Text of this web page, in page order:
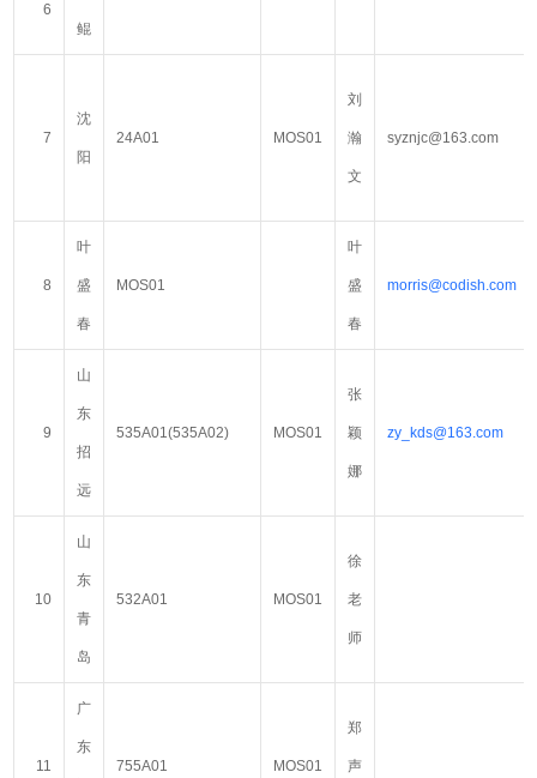
6
鲲
7
沈
阳
24A01 MOS01
刘
瀚
文
syznjc@163.com
8
叶
盛
春
MOS01
叶
盛
春
morris@codish.com
9
山
东
招
远
535A01(535A02) MOS01
张
颖
娜
zy_kds@163.com
10
山
东
青
岛
532A01 MOS01
徐
老
师
11
广
东
755A01 MOS01
郑
声